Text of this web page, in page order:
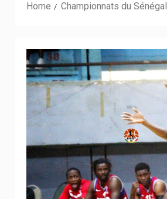
Home Championnats du Sénégal